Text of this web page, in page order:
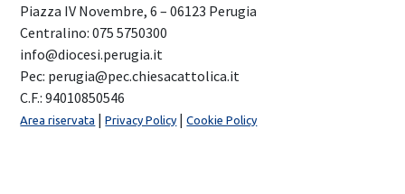
Piazza IV Novembre, 6 – 06123 Perugia
Centralino: 075 5750300
info@diocesi.perugia.it
Pec: perugia@pec.chiesacattolica.it
C.F.: 94010850546
Area riservata |Privacy Policy |Cookie Policy